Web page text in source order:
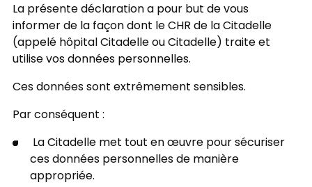
La présente déclaration a pour but de vous
informer de la façon dont le CHR de la Citadelle
(appelé hôpital Citadelle ou Citadelle) traite et
utilise vos données personnelles.
Ces données sont extrêmement sensibles.
Par conséquent :
La Citadelle met tout en œuvre pour sécuriser
ces données personnelles de manière
appropriée.